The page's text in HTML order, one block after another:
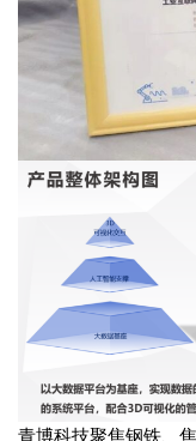
青博科技聚焦钢铁、